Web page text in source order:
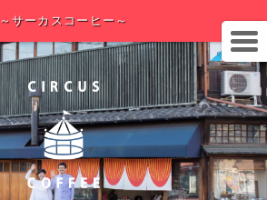
～サーカスコーヒー～